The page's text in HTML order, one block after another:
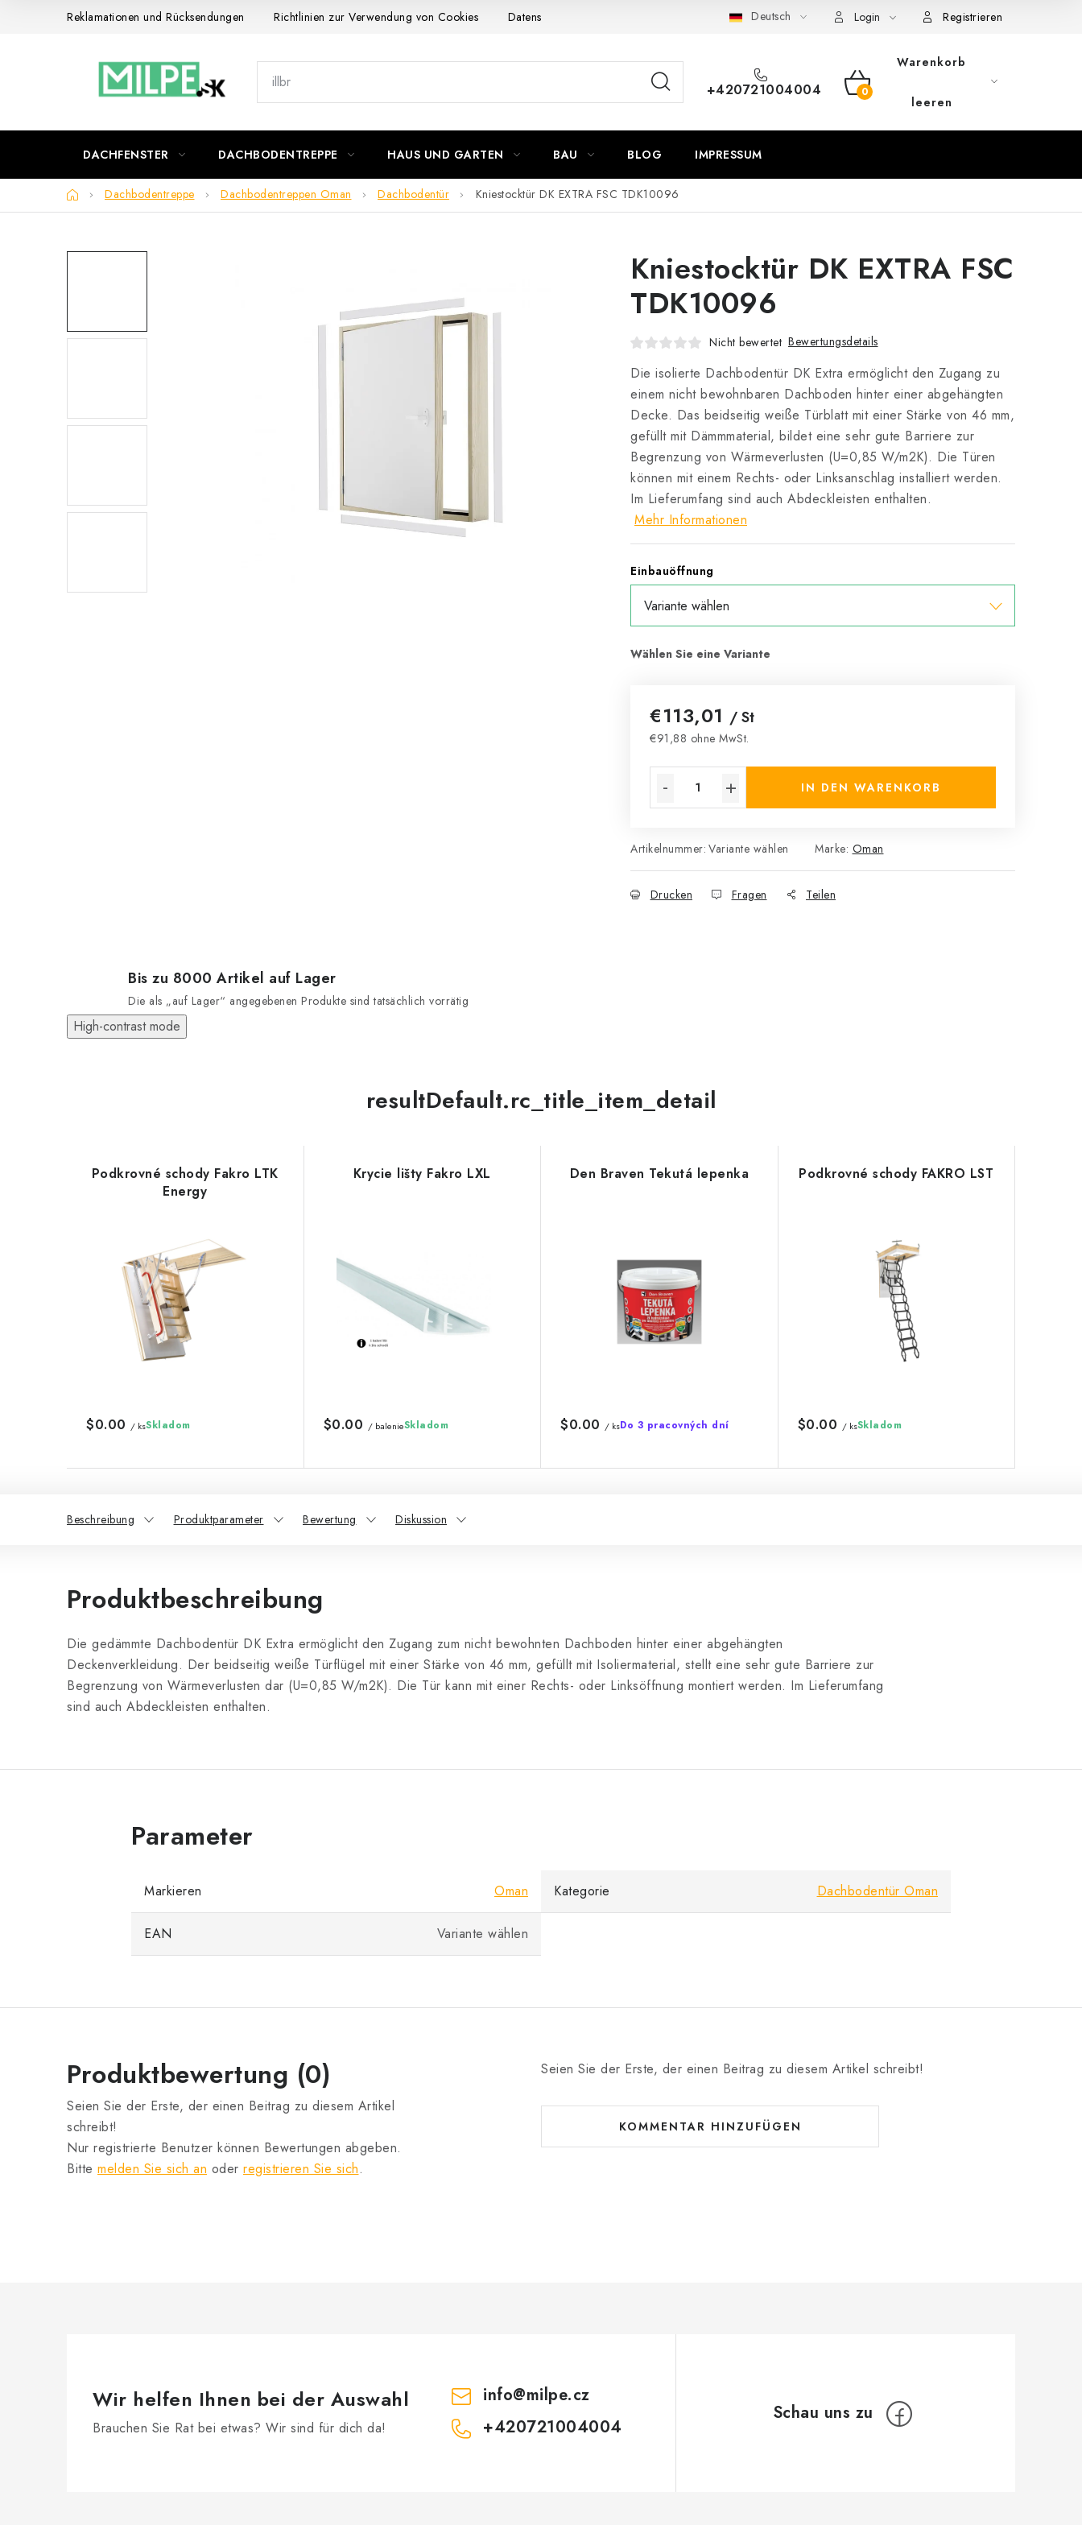
Reklamationen und Rücksendungen Richtlinien zur Verwendung von Cookies Datenschutzerklärung Allgemeinen Geschäftsbedingungen Sitemap von Milpe.sk
Deutsch Login Registrieren
+420721004004 WARENKORB
Warenkorb
leeren
DACHFENSTER DACHBODENTREPPE HAUS UND GARTEN BAU BLOG IMPRESSUM
StartseiteDachbodentreppe Dachbodentreppen Oman Dachbodentür Kniestocktür DK EXTRA FSC TDK10096
Kniestocktür DK EXTRA FSC
TDK10096
Nicht bewertet Bewertungsdetails
Die isolierte Dachbodentür DK Extra ermöglicht den Zugang zu
einem nicht bewohnbaren Dachboden hinter einer abgehängten
Decke. Das beidseitig weiße Türblatt mit einer Stärke von 46 mm,
gefüllt mit Dämmmaterial, bildet eine sehr gute Barriere zur
Begrenzung von Wärmeverlusten (U=0,85 W/m2K). Die Türen
können mit einem Rechts- oder Linksanschlag installiert werden.
Im Lieferumfang sind auch Abdeckleisten enthalten.
Mehr Informationen
Einbauöffnung
€113,01 / St
€91,88 ohne MwSt.
IN DEN WARENKORB
Artikelnummer: Variante wählen Marke: Oman
Drucken Fragen Teilen
Bis zu 8000 Artikel auf Lager
Die als „auf Lager“ angegebenen Produkte sind tatsächlich vorrätig
High-contrast mode
resultDefault.rc_title_item_detail
Podkrovné schody Fakro LTK
Energy
$0.00 / ksSkladom
Krycie lišty Fakro LXL
$0.00 / balenieSkladom
Den Braven Tekutá lepenka
$0.00 / ksDo 3 pracovných dní
Podkrovné schody FAKRO LST
$0.00 / ksSkladom
Beschreibung Produktparameter Bewertung Diskussion
Produktbeschreibung
Die gedämmte Dachbodentür DK Extra ermöglicht den Zugang zum nicht bewohnten Dachboden hinter einer abgehängten
Deckenverkleidung. Der beidseitig weiße Türflügel mit einer Stärke von 46 mm, gefüllt mit Isoliermaterial, stellt eine sehr gute Barriere zur
Begrenzung von Wärmeverlusten dar (U=0,85 W/m2K). Die Tür kann mit einer Rechts- oder Linksöffnung montiert werden. Im Lieferumfang
sind auch Abdeckleisten enthalten.
Markieren Oman Kategorie Dachbodentür Oman
EAN Variante wählen
Produktbewertung (0)
Seien Sie der Erste, der einen Beitrag zu diesem Artikel
schreibt!
Nur registrierte Benutzer können Bewertungen abgeben.
Bitte melden Sie sich an oder registrieren Sie sich.
Seien Sie der Erste, der einen Beitrag zu diesem Artikel schreibt!
KOMMENTAR HINZUFÜGEN
Wir helfen Ihnen bei der Auswahl
Brauchen Sie Rat bei etwas? Wir sind für dich da!
info@milpe.cz
+420721004004